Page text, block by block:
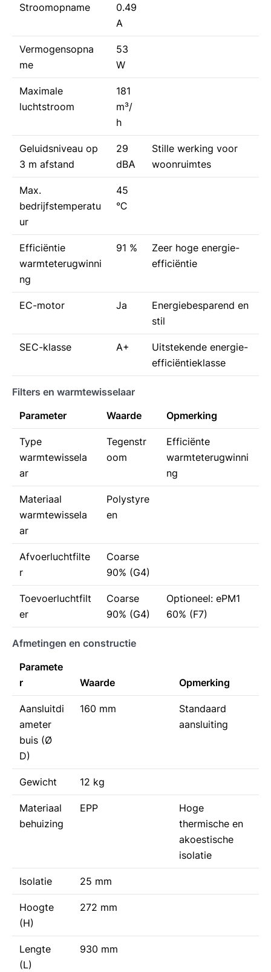
Stroomopname
0.49
A
Vermogensopna
me
53
W
Maximale
luchtstroom
181
m³/
h
Geluidsniveau op
3 m afstand
29
dBА
Stille werking voor
woonruimtes
Max.
bedrijfstemperatu
ur
45
°С
Efficiëntie
warmteterugwinni
ng
91 %
Zeer hoge energie-
efficiëntie
EC-motor Ja
Energiebesparend en
stil
SEC-klasse A+
Uitstekende energie-
efficiëntieklasse
Filters en warmtewisselaar
Parameter
Waarde Opmerking
Type
warmtewissela
ar
Tegenstr
oom
Efficiënte
warmteterugwinni
ng
Materiaal
warmtewissela
ar
Polystyre
en
Afvoerluchtfilte
r
Coarse
90% (G4)
Toevoerluchtfilt
er
Coarse
90% (G4)
Optioneel: ePM1
60% (F7)
Afmetingen en constructie
Paramete
r
Waarde Opmerking
Aansluitdi
ameter
buis (Ø
D)
160 mm
Standaard
aansluiting
Gewicht 12 kg
Materiaal
behuizing
EPP
Hoge
thermische en
akoestische
isolatie
Isolatie 25 mm
Hoogte
(H)
272 mm
Lengte
(L)
930 mm